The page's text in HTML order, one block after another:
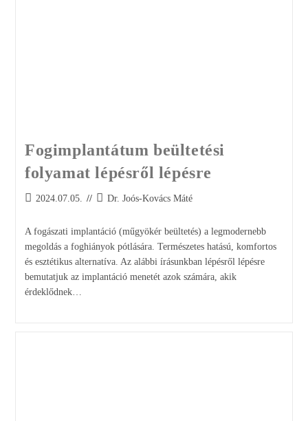
Fogimplantátum beültetési
folyamat lépésről lépésre
2024.07.05. Dr. Joós-Kovács Máté
A fogászati implantáció (műgyökér beültetés) a legmodernebb
megoldás a foghiányok pótlására. Természetes hatású, komfortos
és esztétikus alternatíva. Az alábbi írásunkban lépésről lépésre
bemutatjuk az implantáció menetét azok számára, akik
érdeklődnek…